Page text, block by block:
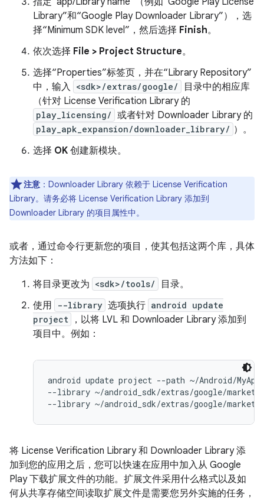
Library”和“Google Play Downloader Library”），选
择“Minimum SDK level”，然后选择 Finish。
依次选择 File > Project Structure。
选择“Properties”标签页，并在“Library Repository”
中，输入 <sdk>/extras/google/
目录中的相应库
（针对 License Verification Library 的
play_licensing/ 或者针对 Downloader Library 的
play_apk_expansion/downloader_library/ ）。
选择 OK 创建新模块。
注意 ：Downloader Library 依赖于 License Verification
Library。请务必将 License Verification Library 添加到
Downloader Library 的项目属性中。
或者，通过命令行更新您的项目，使其包括这两个库，具体
方法如下：
将目录更改为 <sdk>/tools/
目录。
使用
--library 选项执行 android update
project
，以将 LVL 和 Downloader Library 添加到
项目中。例如：
android update project --path ~/Android/
--library ~/android_sdk/extras/google/
将 License Verification Library 和 Downloader Library 添
加到您的应用之后，您可以快速在应用中加入从 Google
Play 下载扩展文件的功能。扩展文件采用什么格式以及如
何从共享存储空间读取扩展文件是需要您另外实施的任务，